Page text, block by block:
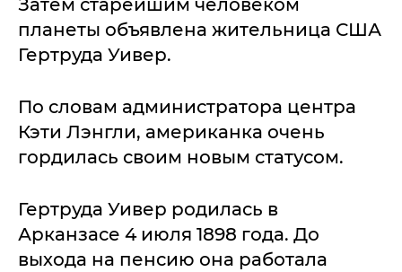
Затем старейшим человеком
планеты объявлена жительница США
Гертруда Уивер.
По словам администратора центра
Кэти Лэнгли, американка очень
гордилась своим новым статусом.
Гертруда Уивер родилась в
Арканзасе 4 июля 1898 года. До
выхода на пенсию она работала